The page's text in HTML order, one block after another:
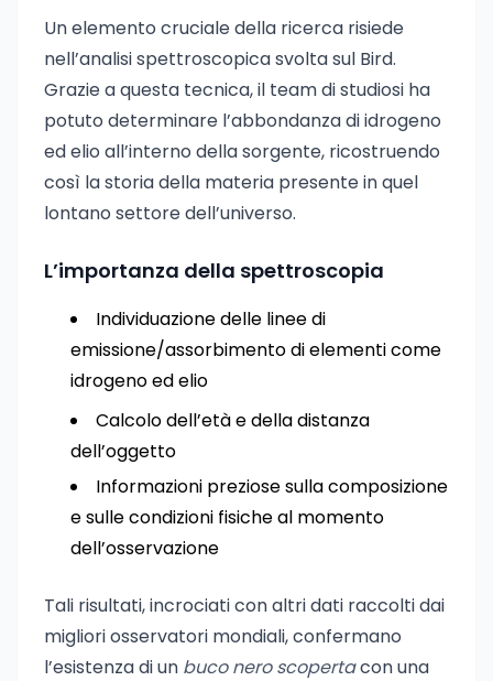
Un elemento cruciale della ricerca risiede
nell’analisi spettroscopica svolta sul Bird.
Grazie a questa tecnica, il team di studiosi ha
potuto determinare l’abbondanza di idrogeno
ed elio all’interno della sorgente, ricostruendo
così la storia della materia presente in quel
lontano settore dell’universo.
L’importanza della spettroscopia
Individuazione delle linee di
emissione/assorbimento di elementi come
idrogeno ed elio
Calcolo dell’età e della distanza
dell’oggetto
Informazioni preziose sulla composizione
e sulle condizioni fisiche al momento
dell’osservazione
Tali risultati, incrociati con altri dati raccolti dai
migliori osservatori mondiali, confermano
l’esistenza di un buco nero scopertacon una